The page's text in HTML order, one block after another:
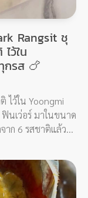
Rangsit ชุ
ว้ใน
กรส 🍗
ไว้ใน Yoongmi
ฟินเว่อร์ มาในขนาด
าก 6 รสชาติแล้วยัง